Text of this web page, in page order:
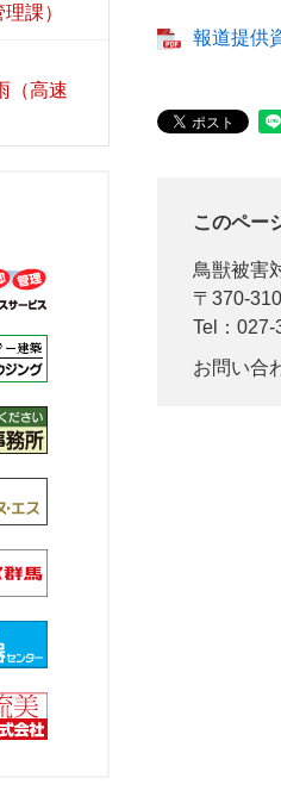
報道提供
このペー
鳥獣被害
〒370-
Tel：027-
お問い合
課）
（高速